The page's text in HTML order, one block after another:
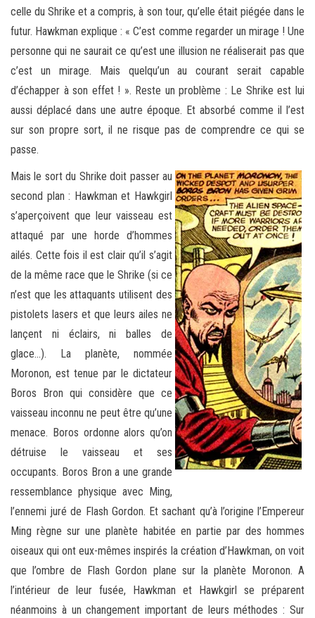
celle du Shrike et a compris, à son tour, qu’elle était piégée dans le
futur. Hawkman explique : « C’est comme regarder un mirage ! Une
personne qui ne saurait ce qu’est une illusion ne réaliserait pas que
c’est un mirage. Mais quelqu’un au courant serait capable
d’échapper à son effet ! ». Reste un problème : Le Shrike est lui
aussi déplacé dans une autre époque. Et absorbé comme il l’est
sur son propre sort, il ne risque pas de comprendre ce qui se
passe.
Mais le sort du Shrike doit passer au
second plan : Hawkman et Hawkgirl
s’aperçoivent que leur vaisseau est
attaqué par une horde d’hommes
ailés. Cette fois il est clair qu’il s’agit
de la même race que le Shrike (si ce
n’est que les attaquants utilisent des
pistolets lasers et que leurs ailes ne
lançent ni éclairs, ni balles de
glace…). La planète, nommée
Moronon, est tenue par le dictateur
Boros Bron qui considère que ce
vaisseau inconnu ne peut être qu’une
menace. Boros ordonne alors qu’on
détruise le vaisseau et ses
occupants. Boros Bron a une grande
ressemblance physique avec Ming,
l’ennemi juré de Flash Gordon. Et sachant qu’à l’origine l’Empereur
Ming règne sur une planète habitée en partie par des hommes
oiseaux qui ont eux-mêmes inspirés la création d’Hawkman, on voit
que l’ombre de Flash Gordon plane sur la planète Moronon. A
l’intérieur de leur fusée, Hawkman et Hawkgirl se préparent
néanmoins à un changement important de leurs méthodes : Sur